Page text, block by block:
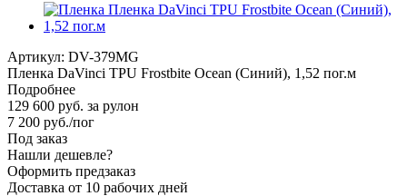
Артикул: DV-379MG
Пленка DaVinci TPU Frostbite Ocean (Синий), 1,52 пог.м
Подробнее
129 600 руб. за рулон
7 200 руб./пог
Под заказ
Нашли дешевле?
Оформить предзаказ
Доставка от 10 рабочих дней